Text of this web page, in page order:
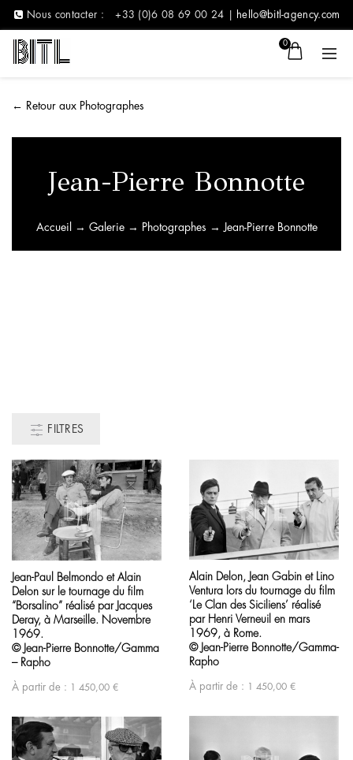
Nous contacter : +33 (0)6 08 69 00 24 | hello@bitl-agency.com
0
← Retour aux Photographes
Jean-Pierre Bonnotte
Accueil → Galerie→ Photographes → Jean-Pierre Bonnotte
FILTRES
Jean-Paul Belmondo et Alain
Delon sur le tournage du film
“Borsalino” réalisé par Jacques
Deray, à Marseille. Novembre
1969.
© Jean-Pierre Bonnotte/Gamma
– Rapho
À partir de : 1 450,00 €
Alain Delon, Jean Gabin et Lino
Ventura lors du tournage du film
‘Le Clan des Siciliens’ réalisé
par Henri Verneuil en mars
1969, à Rome.
© Jean-Pierre Bonnotte/Gamma-
Rapho
À partir de : 1 450,00 €